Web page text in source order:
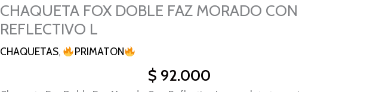
CHAQUETA FOX DOBLE FAZ MORADO CON
REFLECTIVO L
CHAQUETAS, PRIMATON
$ 92.000
FAZ
MORADO
CON